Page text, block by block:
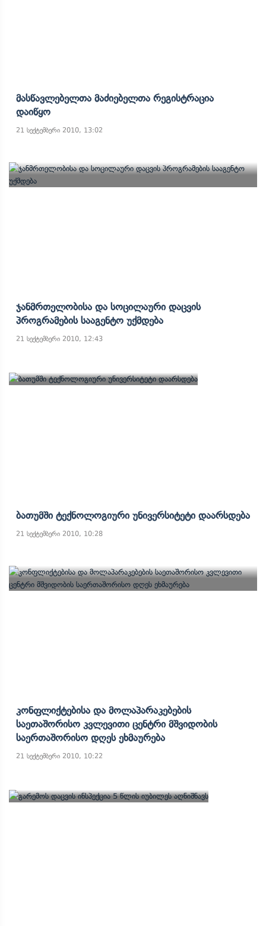
Მასწავლებელთა Მაძიებელთა Რეგისტრაცია
Დაიწყო
21 სექტემბერი 2010, 13:02
Ჯანმრთელობისა Და Სოცილაური Დაცვის
Პროგრამების Სააგენტო Უქმდება
21 სექტემბერი 2010, 12:43
Ბათუმში Ტექნოლოგიური Უნივერსიტეტი Დაარსდება
21 სექტემბერი 2010, 10:28
Კონფლიქტებისა Და Მოლაპარაკებების
Საეთაშორისო Კვლევითი Ცენტრი Მშვიდობის
Საერთაშორისო Დღეს Ეხმაურება
21 სექტემბერი 2010, 10:22